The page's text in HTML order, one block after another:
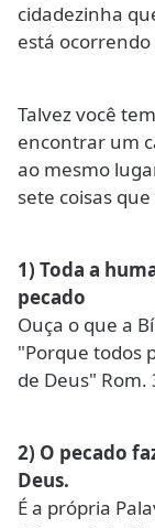
cidadezinha
está
Talvez você
encontrar um
ao mesmo
sete coisas
1) Toda a
pecado
Ouça o que a
"Porque todos
de Deus" Rom.
2) O pecado
Deus.
É a própria